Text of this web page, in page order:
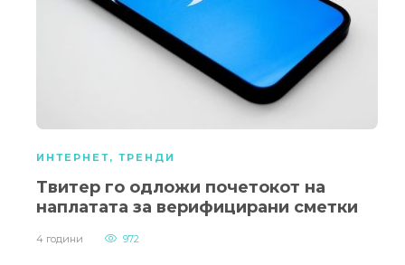
ИНТЕРНЕТ, ТРЕНДИ
Твитер го одложи почетокот на
наплатата за верифицирани сметки
4 години 972